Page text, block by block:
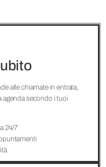
alle chiamate in entrata,
agenda secondo i tuoi
24/7